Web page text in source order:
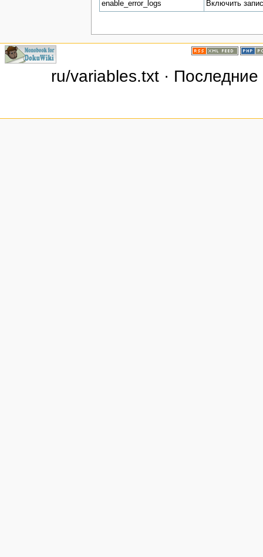
enable_error_logs Включить
ru/variables.txt ·